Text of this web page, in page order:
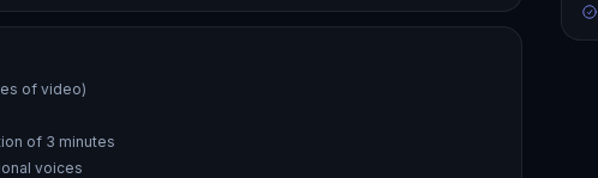
of video)
of 3 minutes
voices